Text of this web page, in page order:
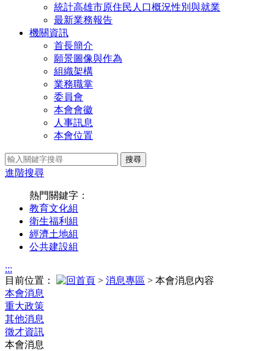
統計高雄市原住民人口概況性別與就業
最新業務報告
機關資訊
首長簡介
願景圖像與作為
組織架構
業務職掌
委員會
本會會徽
人事訊息
本會位置
搜尋
進階搜尋
熱門關鍵字：
教育文化組
衛生福利組
經濟土地組
公共建設組
:::
目前位置：
> 消息專區 > 本會消息內容
本會消息
重大政策
其他消息
徵才資訊
本會消息